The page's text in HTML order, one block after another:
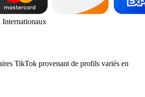
Internationaux
TikTok provenant de profils variés en